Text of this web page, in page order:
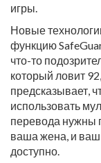
игры.
Новые
функцию
что-то
который ловит
предсказывает,
использовать
перевода нужны
ваша жена, и ваш
доступно.